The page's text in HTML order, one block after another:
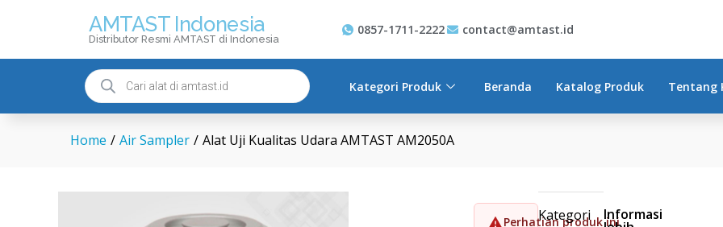
AMTAST Indonesia
Distributor Resmi AMTAST di Indonesia
0857-1711-2222 contact@amtast.id
Kategori Produk Beranda Katalog Produk Tentang
Home / Air Sampler / Alat Uji Kualitas Udara AMTAST AM2050A
Perhatian produk ini
Kategori
Informasi
Description Spesifikasi Pertanyaan